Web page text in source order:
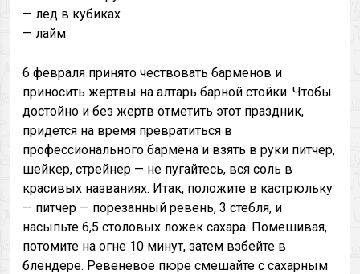
— лед в кубиках
— лайм
6 февраля принято чествовать барменов и
приносить жертвы на алтарь барной стойки. Чтобы
достойно и без жертв отметить этот праздник,
придется на время превратиться в
профессионального бармена и взять в руки питчер,
шейкер, стрейнер — не пугайтесь, вся соль в
красивых названиях. Итак, положите в кастрюльку
— питчер — порезанный ревень, 3 стебля, и
насыпьте 6,5 столовых ложек сахара. Помешивая,
потомите на огне 10 минут, затем взбейте в
блендере. Ревеневое пюре смешайте с сахарным